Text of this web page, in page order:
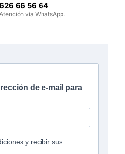
66 56 64‬
vía WhatsApp.